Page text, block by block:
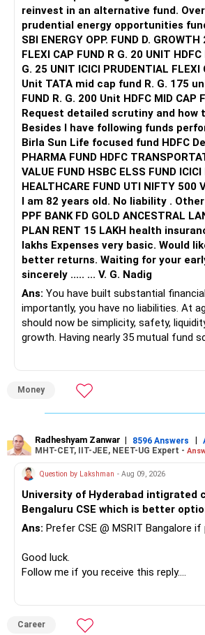
Small cap exposure can give potential
long term.
Small caps are risky but rewarding if
patiently.
Your asset allocation is balanced
moderate risk.
Diversification Analysis
You are spreading investments
segments.
This is a smart way to balance risk and
You are not overexposed to a single
Flexi cap funds automatically adjust
sizes based on opportunities.
It reduces your need to constantly
Your approach reflects a strong
Fund Selection Quality
Fund houses with a strong track
preferable.
The selected schemes are managed by
managers.
Experienced fund managers can
Your selection of actively managed
reinvest in an alternative fund.
prudential energy opportunities fund
SBI ENERGY OPP. FUND D. GROWTH 2) FRANKLIN IND.
FLEXI CAP FUND R G. 20 UNIT HDFC FLEXICAP FUND R.
G. 25 UNIT ICICI PRUDENTIAL FLEXI CAP R. G 3000
Unit TATA mid cap fund R. G. 175 unit UTI MID CAP
FUND R. G. 200 Unit HDFC MID CAP FUND R G 250 UNIT
Request detailed scrutiny and how
Besides l have following funds
Birla Sun Life focused fund HDFC Defence fund HDFC
PHARMA FUND HDFC
VALUE FUND HSBC ELSS FUND
HEALTHCARE FUND UTI NIFTY 500
I am 82 years old. No liability . Other investments like
PPF BANK FD GOLD ANCESTRAL
PLAN RENT 15 LAKH health
lakhs Expenses very basic. Would like to re invest. for
better returns. Waiting for your early reply. Your 's
sincerely ..... ... V. G. Nadig
Ans: You have built substantial
importantly, you have no liabilities. At
should now be simplicity, safety,
growth. Having nearly 35 mutual fund
» First Priority
– Reduce the MF portfolio
– Avoid keeping funds only because
recently.
– Keep a smaller number of diversified
– Keep sufficient money in safer
needs.
At your age, chasing maximum returns
» Manufacturing Funds
– Axis Manufacturing
– Canara Robeco Manufacturing
Money
Radheshyam Zanwar | 8596 Answers |
MHT-CET, IIT-JEE, NEET-UG Expert -
Question by Lakshman - Aug 09, 2026
University of Hyderabad intigrated
Bengaluru CSE which is better
Ans: Prefer CSE @ MSRIT Bangalore if
Good luck.
Follow me if you receive this reply.
Career